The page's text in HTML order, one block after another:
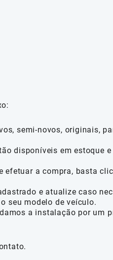
semi-novos, originais,
disponíveis em estoque e
efetuar a compra, basta
e atualize caso
seu modelo de veículo.
a instalação por um